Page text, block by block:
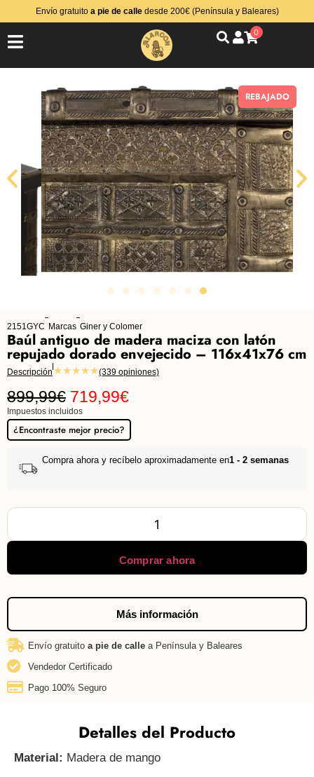
Envío gratuito a pie de calledesde 200€ (Península y Baleares)
0
REBAJADO
2151GYC Marcas Giner y Colomer
Baúl antiguo de madera maciza con latón
repujado dorado envejecido – 116x41x76 cm
Descripción ★★★★★(339 opiniones)
899,99€ 719,99€
Impuestos incluidos
¿Encontraste mejor precio?
Compra ahora y recíbelo aproximadamente en1 - 2 semanas
Comprar ahora
Más información
Envío gratuito a pie de calle a Península y Baleares
Vendedor Certificado
Pago 100% Seguro
Detalles del Producto
Material: Madera de mango